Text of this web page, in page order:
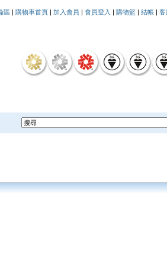
區 | 購物車首頁 | 加入會員 | 會員登入 | 購物籃 | 結帳 | 客